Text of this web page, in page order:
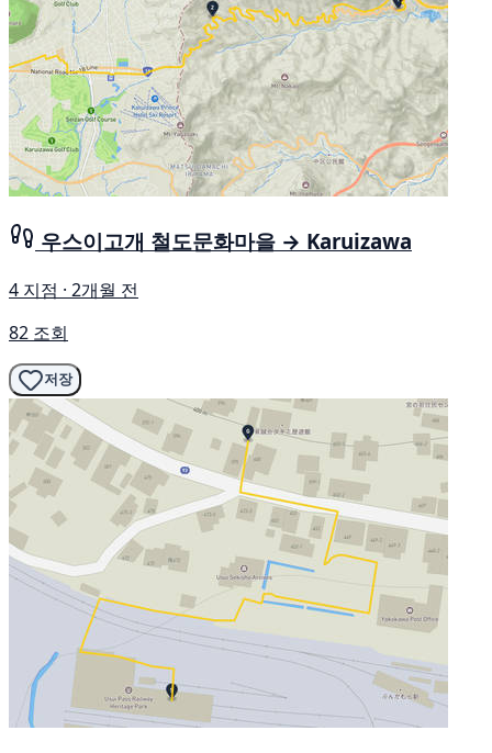
우스이고개 철도문화마을 → Karuizawa
4 지점 · 2개월 전
82 조회
저장